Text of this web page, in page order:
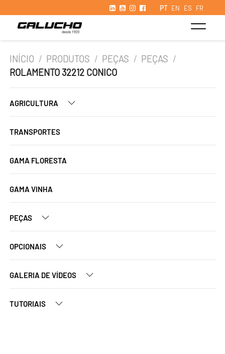
PT EN ES FR
INÍCIO / PRODUTOS / PEÇAS / PEÇAS /
ROLAMENTO 32212 CONICO
AGRICULTURA
TRANSPORTES
GAMA FLORESTA
GAMA VINHA
PEÇAS
OPCIONAIS
GALERIA DE VÍDEOS
TUTORIAIS